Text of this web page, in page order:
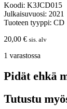
Koodi: K3JCD015
Julkaisuvuosi: 2021
Tuoteen tyyppi: CD
20,00 € sis. alv
1 varastossa
Pidät ehkä
Tutustu